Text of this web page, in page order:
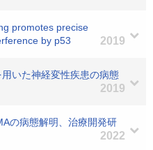
promotes precise
by p53
2019
いた神経変性疾患の病態
2019
の病態解明、治療開発研
2022